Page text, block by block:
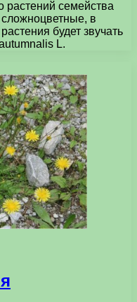
растений семейства
в
будет звучать
L.